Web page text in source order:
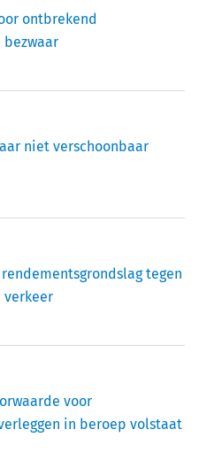
ontbrekend
niet verschoonbaar
tegen
verkeer
voor
in beroep volstaat